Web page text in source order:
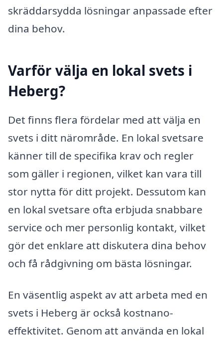
skräddarsydda lösningar anpassade efter
dina behov.
Varför välja en lokal svets i
Heberg?
Det finns flera fördelar med att välja en
svets i ditt närområde. En lokal svetsare
känner till de specifika krav och regler
som gäller i regionen, vilket kan vara till
stor nytta för ditt projekt. Dessutom kan
en lokal svetsare ofta erbjuda snabbare
service och mer personlig kontakt, vilket
gör det enklare att diskutera dina behov
och få rådgivning om bästa lösningar.
En väsentlig aspekt av att arbeta med en
svets i Heberg är också kostnano-
effektivitet. Genom att använda en lokal